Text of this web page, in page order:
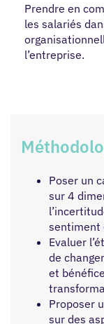
Prendre en
les salariés
l’entreprise.
Poser un
sur 4
sentiment
Evaluer
de
et
Proposer
sur des